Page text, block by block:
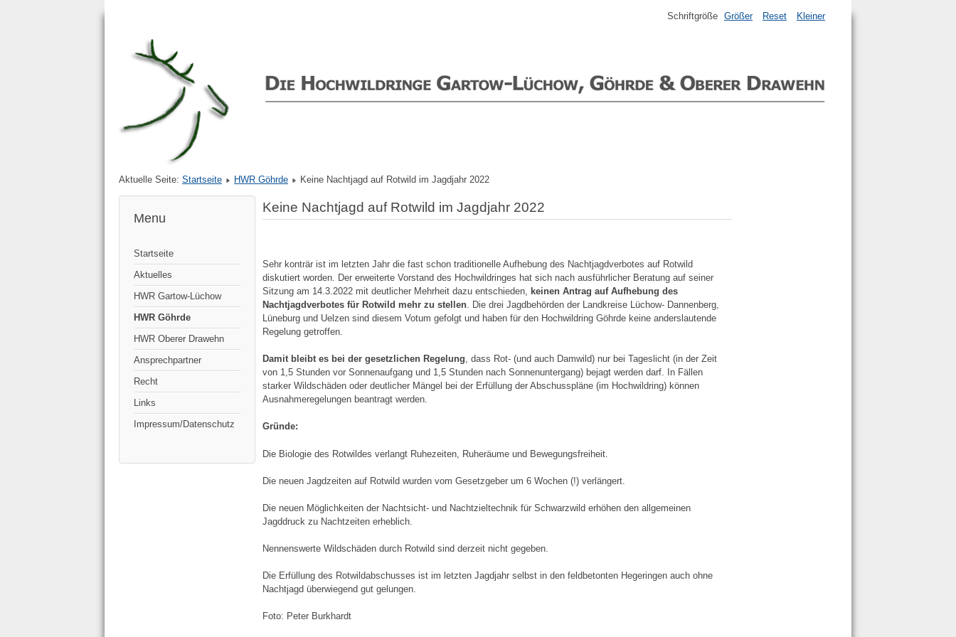
Schriftgröße Größer Reset Kleiner
Aktuelle Seite: Startseite HWR Göhrde Keine Nachtjagd auf Rotwild im Jagdjahr 2022
Menu
Startseite
Aktuelles
HWR Gartow-Lüchow
HWR Göhrde
HWR Oberer Drawehn
Ansprechpartner
Recht
Links
Impressum/Datenschutz
Keine Nachtjagd auf Rotwild im Jagdjahr 2022
Sehr konträr ist im letzten Jahr die fast schon traditionelle Aufhebung des Nachtjagdverbotes auf Rotwild
diskutiert worden.
Der erweiterte Vorstand des Hochwildringes hat sich nach ausführlicher Beratung auf seiner
Sitzung am 14.3.2022 mit deutlicher Mehrheit dazu entschieden,
keinen Antrag auf Aufhebung des
Nachtjagdverbotes für Rotwild mehr zu stellen.
Die drei Jagdbehörden der Landkreise Lüchow- Dannenberg,
Lüneburg und Uelzen sind diesem Votum gefolgt und haben für den Hochwildring Göhrde keine anderslautende
Regelung getroffen.
Damit bleibt es bei der gesetzlichen Regelung, dass Rot- (und auch Damwild) nur bei Tageslicht (in der Zeit
von 1,5 Stunden vor Sonnenaufgang und 1,5 Stunden nach Sonnenuntergang) bejagt werden darf.
In Fällen
starker Wildschäden oder deutlicher Mängel bei der Erfüllung der Abschusspläne (im Hochwildring) können
Ausnahmeregelungen beantragt werden.
Gründe:
Die Biologie des Rotwildes verlangt Ruhezeiten, Ruheräume und Bewegungsfreiheit.
Die neuen Jagdzeiten auf Rotwild wurden vom Gesetzgeber um 6 Wochen (!) verlängert.
Die neuen Möglichkeiten der Nachtsicht- und Nachtzieltechnik für Schwarzwild erhöhen den allgemeinen
Jagddruck zu Nachtzeiten erheblich.
Nennenswerte Wildschäden durch Rotwild sind derzeit nicht gegeben.
Die Erfüllung des Rotwildabschusses ist im letzten Jagdjahr selbst in den feldbetonten Hegeringen auch ohne
Nachtjagd überwiegend gut gelungen.
Foto: Peter Burkhardt